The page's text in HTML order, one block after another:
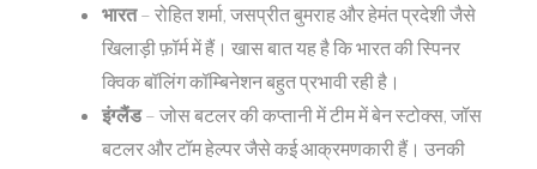
भारत– रोहित शर्मा, जसप्रीत बुमराह और हेमंत प्रदेशी जैसे
खिलाड़ी फ़ॉर्म में हैं। खास बात यह है कि भारत की स्पिनर
क्विक बॉलिंग कॉम्बिनेशन बहुत प्रभावी रही है।
इंग्लैंड– जोस बटलर की कप्तानी में टीम में बेन स्टोक्स, जॉस
बटलर और टॉम हेल्पर जैसे कई आक्रमणकारी हैं। उनकी